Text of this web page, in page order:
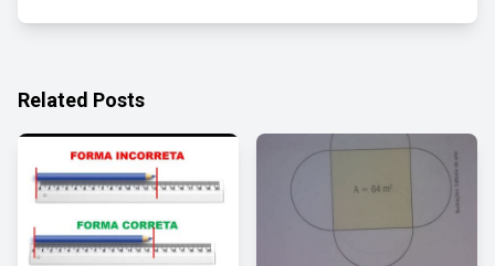
Related Posts